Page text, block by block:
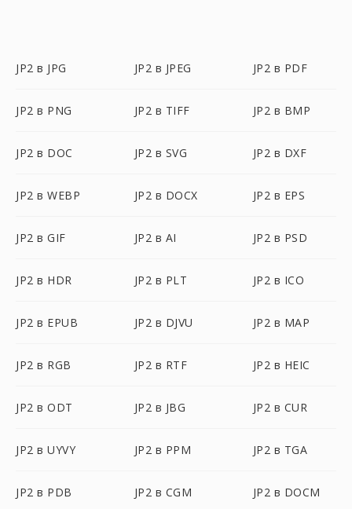
JP2 в JPG JP2 в JPEG JP2 в PDF
JP2 в PNG JP2 в TIFF JP2 в BMP
JP2 в DOC JP2 в SVG JP2 в DXF
JP2 в WEBP JP2 в DOCX JP2 в EPS
JP2 в GIF JP2 в AI JP2 в PSD
JP2 в HDR JP2 в PLT JP2 в ICO
JP2 в EPUB JP2 в DJVU JP2 в MAP
JP2 в RGB JP2 в RTF JP2 в HEIC
JP2 в ODT JP2 в JBG JP2 в CUR
JP2 в UYVY JP2 в PPM JP2 в TGA
JP2 в PDB JP2 в CGM JP2 в DOCM